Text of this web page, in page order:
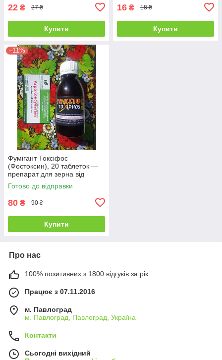
22 ₴ 27 ₴
Купити
16 ₴ 18 ₴
Купити
–11%
Фумігант Токсіфос
(Фостоксин), 20 таблеток —
препарат для зерна від
амбарних шкідників і кротів,
алфос
Готово до відправки
80 ₴ 90 ₴
Купити
Про нас
100% позитивних з 1800 відгуків за рік
Працює з 07.11.2016
м. Павлоград
м. Павлоград, Павлоград, Україна
Контакти
Сьогодні вихідний